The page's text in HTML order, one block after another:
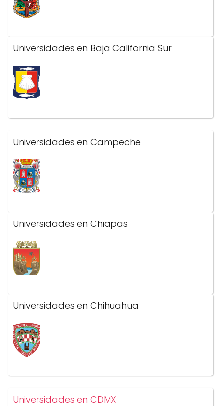
Universidades en Baja California Sur
Universidades en Campeche
Universidades en Chiapas
Universidades en Chihuahua
Universidades en CDMX